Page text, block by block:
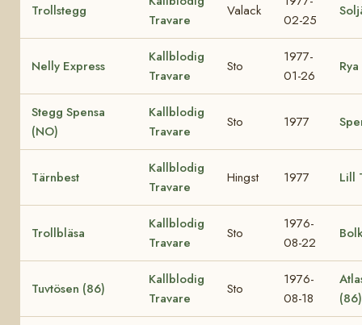
Trollstegg
Travare
Valack
02-25
Nelly Express
Kallblodig
Travare
Sto
1977-
01-26
Stegg Spensa
(NO)
Kallblodig
Travare
Sto 1977
Tärnbest
Kallblodig
Travare
Hingst 1977 Lill
Trollbläsa
Kallblodig
Travare
Sto
1976-
08-22
Tuvtösen (86)
Kallblodig
Travare
Sto
1976-
08-18